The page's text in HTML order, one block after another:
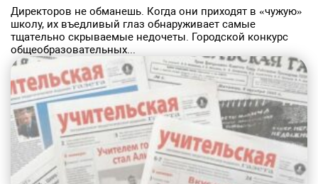
Директоров не обманешь. Когда они приходят в «чужую»
школу, их въедливый глаз обнаруживает самые
тщательно скрываемые недочеты. Городской конкурс
общеобразовательных...